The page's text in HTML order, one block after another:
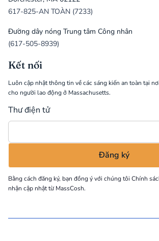
617-825-AN TOÀN (7233)
Đường dây nóng Trung tâm Công nhân
(617-505-8939)
Kết nối
Luôn cập nhật thông tin về các sáng kiến an toàn tại
cho người lao động ở Massachusetts.
Thư điện tử
Bằng cách đăng ký, bạn đồng ý với chúng tôi Chính
nhận cập nhật từ MassCosh.